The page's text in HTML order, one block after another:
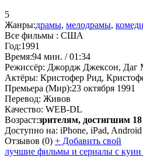
5
Жанры:драмы, мелодрамы,
Все фильмы : США
Год:1991
Время:94 мин. / 01:34
Режиссёр: Джордж Джексон, Даг
Актёры: Кристофер Рид,
Премьера (Мир):23 октября 1991
Перевод: Живов
Качество: WEB-DL
Возраст:зрителям, достигшим 18
Доступно на: iPhone, iPad,
Отзывов (0) + Добавить свой
лучшие фильмы и сериалы с куин